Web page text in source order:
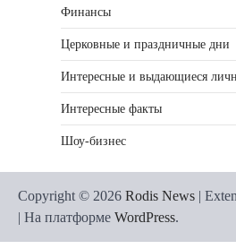
Финансы
Церковные и праздничные дни
Интересные и выдающиеся
Интересные факты
Шоу-бизнес
Copyright © 2026 Rodis News |
| На платформе WordPress.